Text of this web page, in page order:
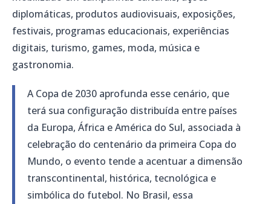
diplomáticas, produtos audiovisuais, exposições,
festivais, programas educacionais, experiências
digitais, turismo, games, moda, música e
gastronomia.
A Copa de 2030 aprofunda esse cenário, que
terá sua configuração distribuída entre países
da Europa, África e América do Sul, associada à
celebração do centenário da primeira Copa do
Mundo, o evento tende a acentuar a dimensão
transcontinental, histórica, tecnológica e
simbólica do futebol. No Brasil, essa